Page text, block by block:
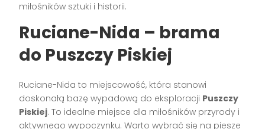
miłośników sztuki i historii.
Ruciane-Nida – brama
do Puszczy Piskiej
Ruciane-Nida to miejscowość, która stanowi
doskonałą bazę wypadową do eksploracji Puszczy
Piskiej. To idealne miejsce dla miłośników przyrody i
aktywnego wypoczynku. Warto wybrać się na piesze